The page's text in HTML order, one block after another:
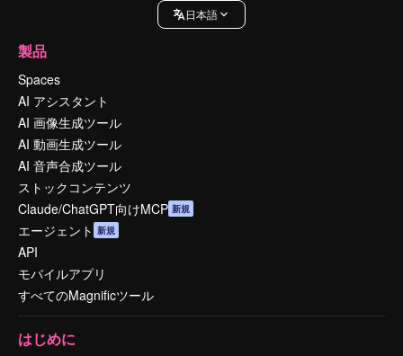
日本語
製品
Spaces
AI アシスタント
AI 画像生成ツール
AI 動画生成ツール
AI 音声合成ツール
ストックコンテンツ
Claude/ChatGPT向けMCP 新規
エージェント 新規
API
モバイルアプリ
すべてのMagnificツール
はじめに